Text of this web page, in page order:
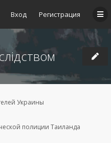
Вход Регистрация
Украины
полиции Таиланда